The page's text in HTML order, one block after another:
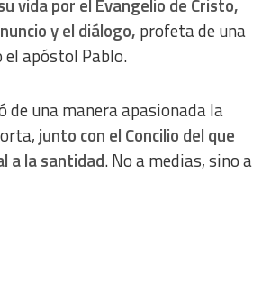
vida por el Evangelio de Cristo,
y el diálogo, profeta de una
el apóstol Pablo.
de una manera apasionada la
junto con el Concilio del que
a la santidad. No a medias, sino a